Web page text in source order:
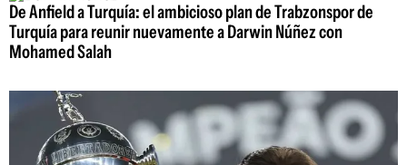
De Anfield a Turquía: el ambicioso plan de Trabzonspor de
Turquía para reunir nuevamente a Darwin Núñez con
Mohamed Salah